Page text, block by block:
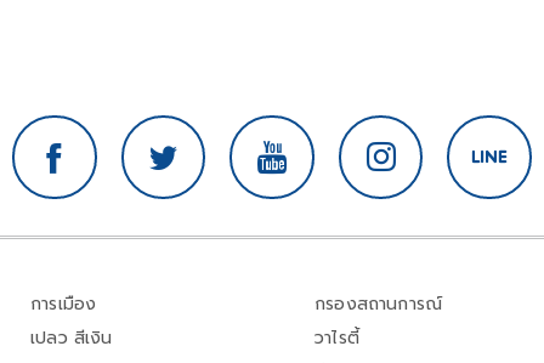
การเมือง
เปลว สีเงิน
กรองสถานการณ์
วาไรตี้